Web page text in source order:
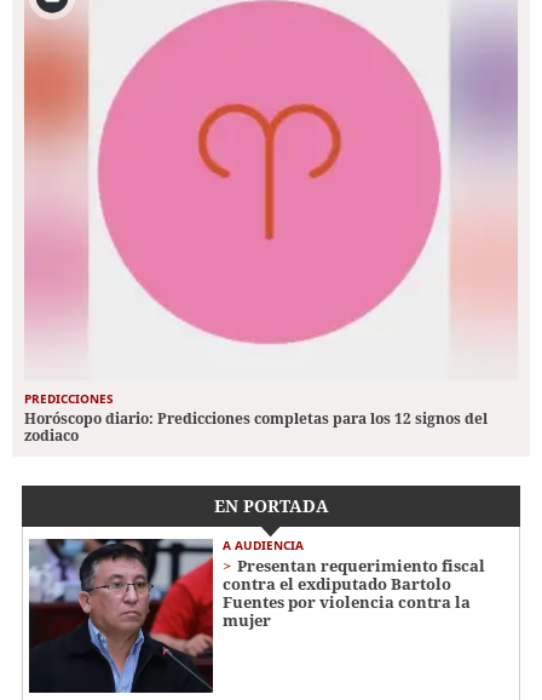
PREDICCIONES
Horóscopo diario: Predicciones completas para los 12 signos del
zodiaco
EN PORTADA
A AUDIENCIA
Presentan requerimiento fiscal
contra el exdiputado Bartolo
Fuentes por violencia contra la
mujer